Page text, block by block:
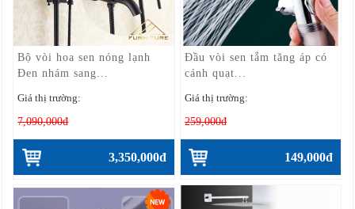
Bộ vòi hoa sen nóng lạnh
Đen nhám sang...
Giá thị trường:
7,090,000đ
3,350,000đ
Đầu vòi sen tắm tăng áp có
cánh quạt...
Giá thị trường:
259,000đ
149,000đ